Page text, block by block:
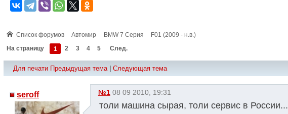
Список форумов Автомир BMW 7 Серия
F01 (2009 - н.в.)
На страницу
1 2 3 4 5 След.
Для печати Предыдущая тема| Следующая тема
seroff №1 08 09 2010, 19:31
толи машина сырая, толи сервис в России...